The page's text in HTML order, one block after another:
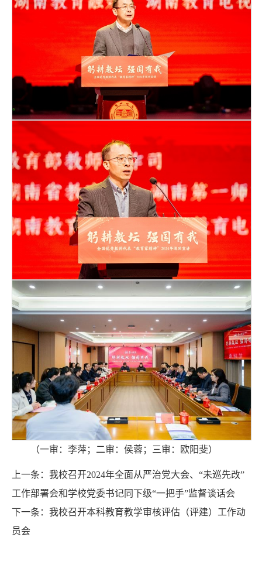
（一审：李萍；二审：侯蓉；三审：欧阳斐）
上一条： 我校召开2024年全面从严治党大会、“未巡先改”
工作部署会和学校党委书记同下级“一把手”监督谈话会
下一条： 我校召开本科教育教学审核评估（评建）工作动
员会